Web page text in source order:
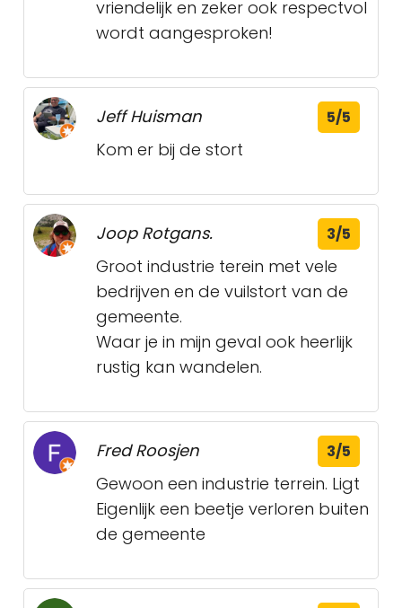
vriendelijk en zeker ook respectvol
wordt aangesproken!
Jeff Huisman 5/5
Kom er bij de stort
Joop Rotgans. 3/5
Groot industrie terein met vele
bedrijven en de vuilstort van de
gemeente.
Waar je in mijn geval ook heerlijk
rustig kan wandelen.
Fred Roosjen 3/5
Gewoon een industrie terrein. Ligt
Eigenlijk een beetje verloren buiten
de gemeente